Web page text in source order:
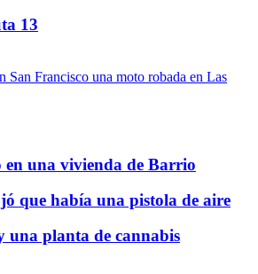
13
en una vivienda de Barrio
que había una pistola de aire
una planta de cannabis